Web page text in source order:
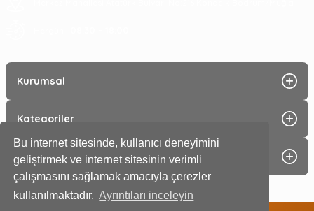
Bu internet sitesinde, kullanıcı deneyimini
geliştirmek ve internet sitesinin verimli
çalışmasını sağlamak amacıyla çerezler
kullanılmaktadır. Ayrıntıları inceleyin
Kurumsal
Kategoriler
Alışveriş